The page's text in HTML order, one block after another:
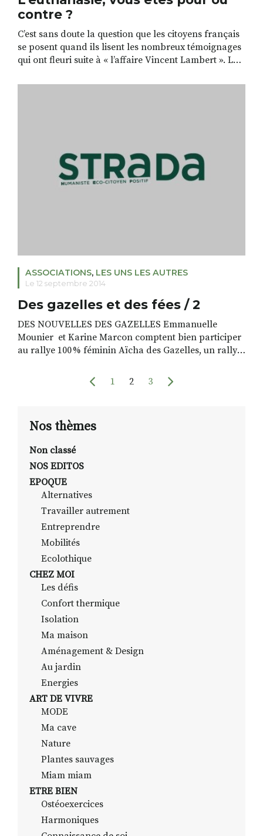
contre ?
C’est sans doute la question que les citoyens français
se posent quand ils lisent les nombreux témoignages
qui ont fleuri suite à « l’affaire Vincent Lambert ». Le
véhicule l’idée fausse que ces affaires sont fréquentes
ASSOCIATIONS, LES UNS LES AUTRES
Le 12 septembre 2014
Des gazelles et des fées / 2
DES NOUVELLES DES GAZELLES Emmanuelle
Mounier et Karine Marcon comptent bien participer
au rallye 100 % féminin Aïcha des Gazelles, un rallye
C’est un rêve d’aventure mais aussi l’occasion de
participer financièrement aux soins de Gabin, cet
1 2 3
Nos thèmes
Non classé
NOS EDITOS
EPOQUE
Alternatives
Travailler autrement
Entreprendre
Mobilités
Ecolothique
CHEZ MOI
Les défis
Confort thermique
Isolation
Ma maison
Aménagement & Design
Au jardin
Energies
ART DE VIVRE
MODE
Ma cave
Nature
Plantes sauvages
Miam miam
ETRE BIEN
Ostéoexercices
Harmoniques